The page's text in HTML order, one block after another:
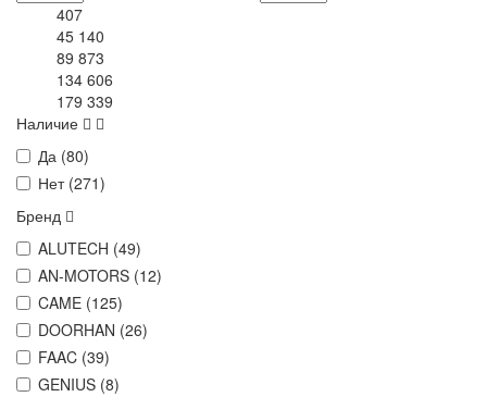
407
45 140
89 873
134 606
179 339
Наличие
Да (80)
Нет (271)
Бренд
ALUTECH (49)
AN-MOTORS (12)
CAME (125)
DOORHAN (26)
FAAC (39)
GENIUS (8)